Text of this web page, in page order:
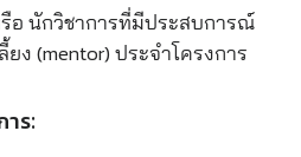
อ นักวิชาการที่มีประสบการณ์
ง (mentor) ประจำโครงการ
าร: